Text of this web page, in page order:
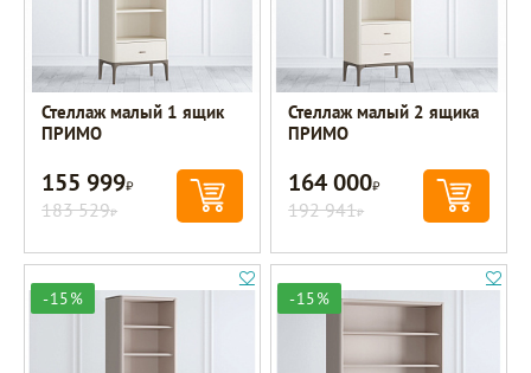
Стеллаж малый 1 ящик
ПРИМО
155 999Р
183 529Р
Стеллаж малый 2 ящика
ПРИМО
164 000Р
192 941Р
-15% -15%